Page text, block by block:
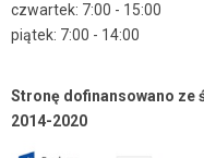
czwartek: 7:00 - 15:00
piątek: 7:00 - 14:00
Stronę dofinansowano ze
2014-2020